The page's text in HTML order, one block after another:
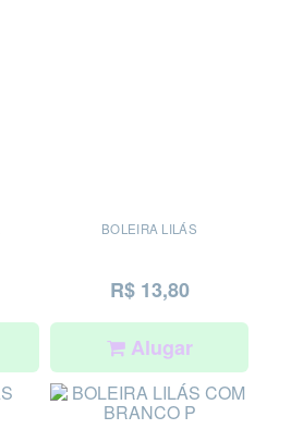
BOLEIRA LILÁS
R$ 13,80
Alugar